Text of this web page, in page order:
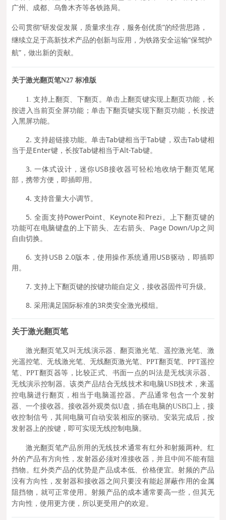
广州、成都、乌鲁木齐等各铁路局。
公司贯彻“研发促发展，质量求生存，服务创优质”的经营思路，
继续立足于高新技术产品的创新与应用，为铁路安全运输“保驾护
航”，做出新的贡献。
关于激光翻页笔N27 标准版
1.支持上翻页、下翻页。单击上翻页键实现上翻页功能，长
按进入当前页全屏功能；单击下翻页键实现下翻页功能，长按进
入黑屏功能。
2. 支持超链接功能。单击Tab键相当于Tab键，双击Tab键相
当于是Enter键，长按Tab键相当于Alt-Tab键。
3. 一体式设计，迷你USB接收器可轻松地收纳于翻页笔尾
部，携带方便，即插即用。
4. 支持音量大小调节。
5. 全面支持PowerPoint、Keynote和Prezi。上下翻页键的
功能可在电脑键盘的上下箭头、左右箭头、Page Down/Up之间
自由切换。
6. 支持USB 2.0版本，使用操作系统通用USB驱动，即插即
用。
7. 支持上下翻页键的按键功能自定义，接收器固件可升级。
8. 采用满足国际标准的3R类安全激光模组。
关于激光翻页笔
激光翻页笔又叫无线演示器、翻页激光笔、遥控激光笔、激
光遥控笔、无线激光笔、无线翻页激光笔、PPT翻页笔、PPT遥控
笔、PPT翻页器等，比较正式、书面一点的叫法是无线演示器、
无线演示控制器。该类产品结合无线技术和电脑USB技术，来遥
控电脑进行翻页，相当于电脑遥控器。产品通常包含一个发射
器、一个接收器。接收器外观类似U盘，插在电脑的USB口上，接
收控制信号，其间电脑可自动安装相应的驱动。安装完成后，按
发射器上的按键，即可实现无线控制电脑。
激光翻页笔产品所用的无线技术通常有红外和射频两种。红
外的产品有方向性，发射器必须对准接收器，并且中间不能有阻
挡物。红外类产品的优势是产品成本低、价格便宜。射频的产品
没有方向性，发射器和接收器之间只要没有能起屏蔽作用的金属
阻挡物，就可正常使用。射频产品的成本通常要高一些，但其无
方向性，使用更方便，所以更受用户的欢迎。